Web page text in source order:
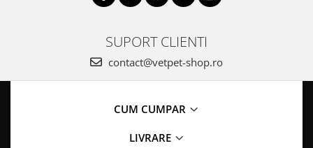
SUPORT CLIENTI
contact@vetpet-shop.ro
CUM CUMPAR
LIVRARE